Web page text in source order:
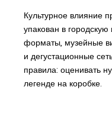
Культурное влияние
упакован в
форматы, музейные
и дегустационные
правила: оценивать
легенде на коробке.